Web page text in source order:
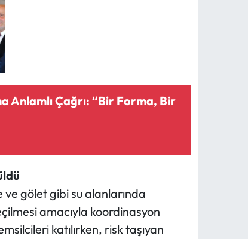
Anlamlı Çağrı: “Bir Forma, Bir
ve gölet gibi su alanlarında
amacıyla koordinasyon
katılırken, risk taşıyan